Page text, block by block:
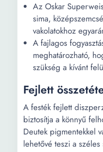
Az Oskar
sima,
vakolatokhoz
A fajlagos
meghatározható,
szükség a kívánt
Fejlett
A festék fejlett
biztosítja a könnyű
Deutek pigmentekkel
lehetővé teszi a